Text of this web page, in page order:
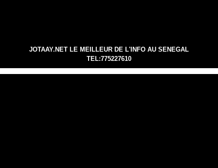
JOTAAY.NET LE MEILLEUR DE L'INFO AU SENEGAL
TEL:775227610